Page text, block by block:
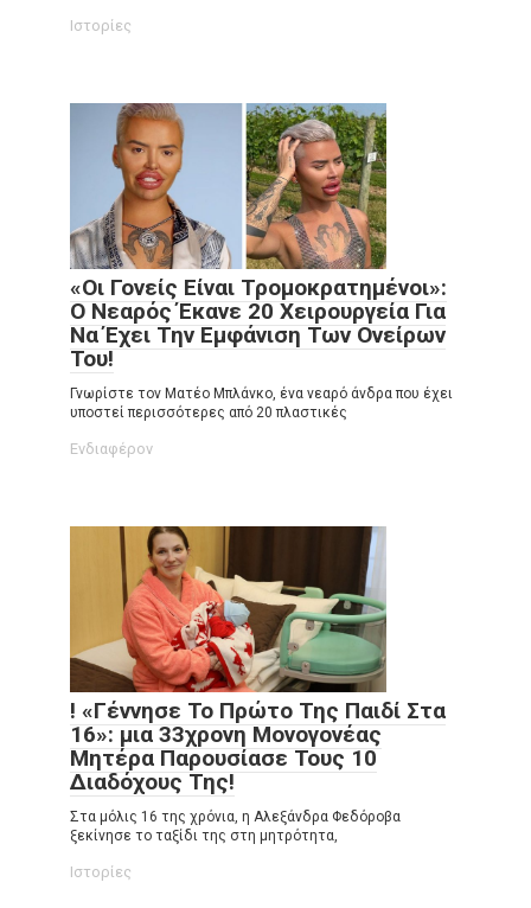
Ιστορίες
«Οι Γονείς Είναι Τρομοκρατημένοι»:
Ο Νεαρός Έκανε 20 Χειρουργεία Για
Να Έχει Την Εμφάνιση Των Ονείρων
Του!
Γνωρίστε τον Ματέο Μπλάνκο, ένα νεαρό άνδρα που έχει
υποστεί περισσότερες από 20 πλαστικές
Ενδιαφέρον
! «Γέννησε Το Πρώτο Της Παιδί Στα
16»: μια 33χρονη Μονογονέας
Μητέρα Παρουσίασε Τους 10
Διαδόχους Της!
Στα μόλις 16 της χρόνια, η Αλεξάνδρα Φεδόροβα
ξεκίνησε το ταξίδι της στη μητρότητα,
Ιστορίες